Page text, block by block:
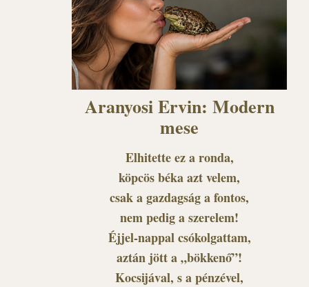
Aranyosi Ervin: Modern
mese
Elhitette ez a ronda,
köpcös béka azt velem,
csak a gazdagság a fontos,
nem pedig a szerelem!
Éjjel-nappal csókolgattam,
aztán jött a „bökkenő”!
Kocsijával, s a pénzével,